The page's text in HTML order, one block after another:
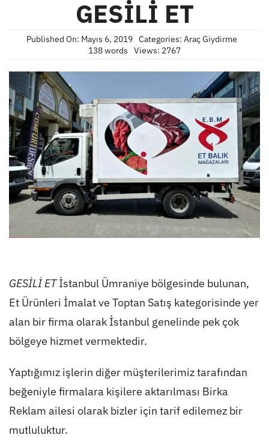
GESİLİ ET
Published On: Mayıs 6, 2019 Categories: Araç Giydirme
138 words
Views: 2767
GESİLİ ETİstanbul Ümraniye bölgesinde bulunan,
Et Ürünleri İmalat ve Toptan Satış kategorisinde yer
alan bir firma olarak İstanbul genelinde pek çok
bölgeye hizmet vermektedir.
Yaptığımız işlerin diğer müşterilerimiz tarafından
beğeniyle firmalara kişilere aktarılması Birka
Reklam ailesi olarak bizler için tarif edilemez bir
mutluluktur.